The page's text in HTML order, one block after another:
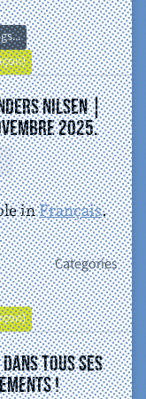
Nilsen |
2025.
inFrançais.
Categories
tous ses
!